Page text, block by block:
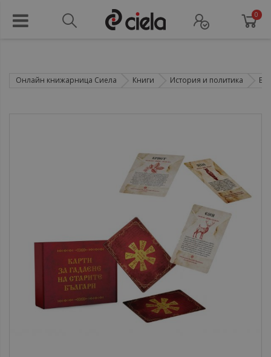
0
Онлайн книжарница Сиела Книги История и политика